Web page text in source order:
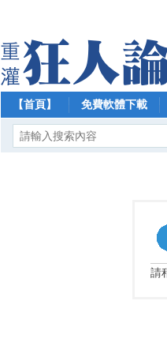
【首頁】 免費軟體下載
請